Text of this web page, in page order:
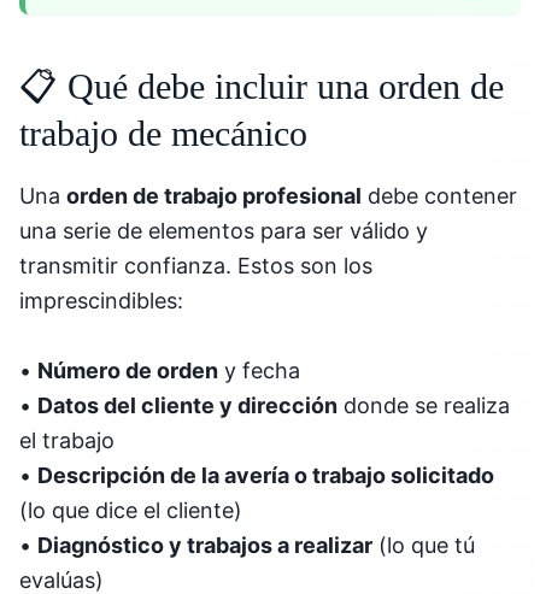
📋 Qué debe incluir una orden de
trabajo de mecánico
Una orden de trabajo profesional debe contener
una serie de elementos para ser válido y
transmitir confianza. Estos son los
imprescindibles:
• Número de orden y fecha
• Datos del cliente y dirección donde se realiza
el trabajo
• Descripción de la avería o trabajo solicitado
(lo que dice el cliente)
• Diagnóstico y trabajos a realizar (lo que tú
evalúas)